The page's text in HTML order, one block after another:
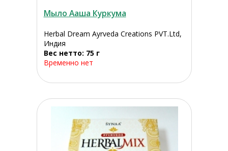
Мыло Ааша Куркума
Herbal Dream Ayrveda Creations PVT.Ltd,
Индия
Вес нетто: 75 г
Временно нет